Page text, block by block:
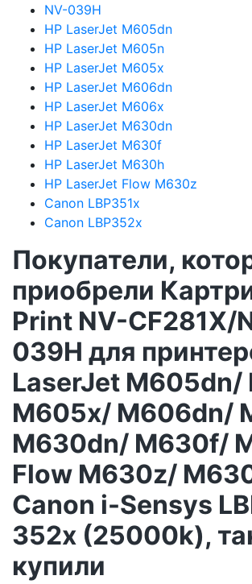
NV-039H
HP LaserJet M605dn
HP LaserJet M605n
HP LaserJet M605x
HP LaserJet M606dn
HP LaserJet M606x
HP LaserJet M630dn
HP LaserJet M630f
HP LaserJet M630h
HP LaserJet Flow M630z
Canon LBP351x
Canon LBP352x
Покупатели,
приобрели
Print NV-CF281X/
039H для
LaserJet
M605x/ M606dn/
M630dn/ M630f/
Flow M630z/
Canon i-Sensys
352x (25000k),
купили